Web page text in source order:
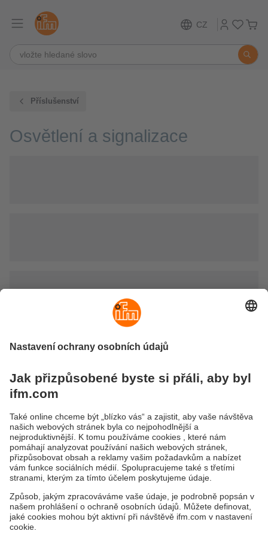
CZ
Příslušenství
Osvětlení a signalizace
Osvětlení a signalizace
signalizačních technologií společnosti ifm – od speciálních
osvětlovacích jednotek pro kamerové senzory po
signalizaci.
Mezi naše inovativní produkty se řadí výkonná signalizační
světla, přesné osvětlování kamerových senzorů a flexibilní
LED technologii pro náročné aplikace v oblasti